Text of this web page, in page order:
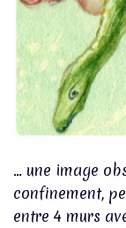
… une image
confinement,
entre 4 murs